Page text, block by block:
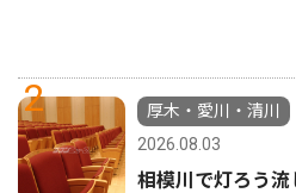
2
厚木・愛川・清川
2026.08.03
相模川で灯ろう